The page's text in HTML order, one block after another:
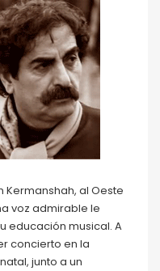
Kermanshah, al Oeste
voz admirable le
educación musical. A
concierto en la
junto a un